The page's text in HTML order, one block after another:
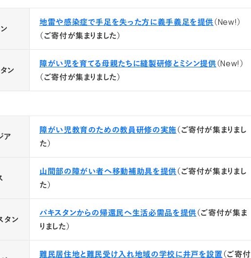
地雷や感染症で手足を失った方に義手義足を提供（New!）
（ご寄付が集まりました）
ン
障がい児を育てる母親たちに縫製研修とミシン提供（New!）
（ご寄付が集まりました）
ア
障がい児教育のための教員研修の実施（ご寄付が集まりまし
た）
山間部の障がい者へ移動補助具を提供（ご寄付が集まりまし
た）
タン
パキスタンからの帰還民へ生活必需品を提供（ご寄付が集ま
りました）
難民居住地と難民受け入れ地域の学校に井戸を設置（ご寄付